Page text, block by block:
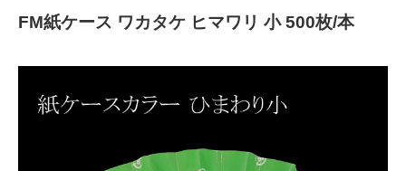
FM紙ケース ワカタケ ヒマワリ 小 500枚/本